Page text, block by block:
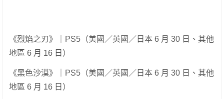
《烈焰之刃》｜PS5（美國／英國／日本 6 月 30 日、其他
地區 6 月 16 日）
《黑色沙漠》｜PS5（美國／英國／日本 6 月 30 日、其他
地區 6 月 16 日）